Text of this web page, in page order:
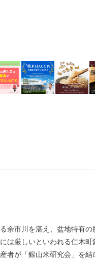
余市川を湛え、盆地特有
は厳しいといわれる仁木
者が「銀山米研究会」を